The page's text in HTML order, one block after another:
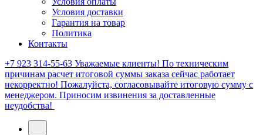
Условия доставки
Гарантия на товар
Политика
Контакты
+7 923 314-55-63 Уважаемые клиенты! По техническим
причинам расчет итоговой суммы заказа сейчас работает
некорректно! Пожалуйста, согласовывайте итоговую сумму с
менеджером. Приносим извинения за доставленные
неудобства!